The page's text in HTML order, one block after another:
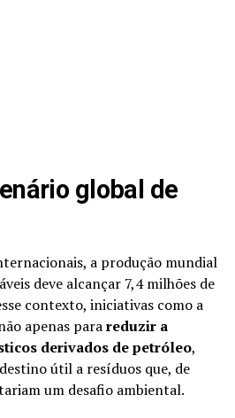
global de
a produção mundial
deve alcançar 7,4 milhões de
contexto, iniciativas como a
apenas parareduzir a
derivados de petróleo,
útil a resíduos que, de
um desafio ambiental.